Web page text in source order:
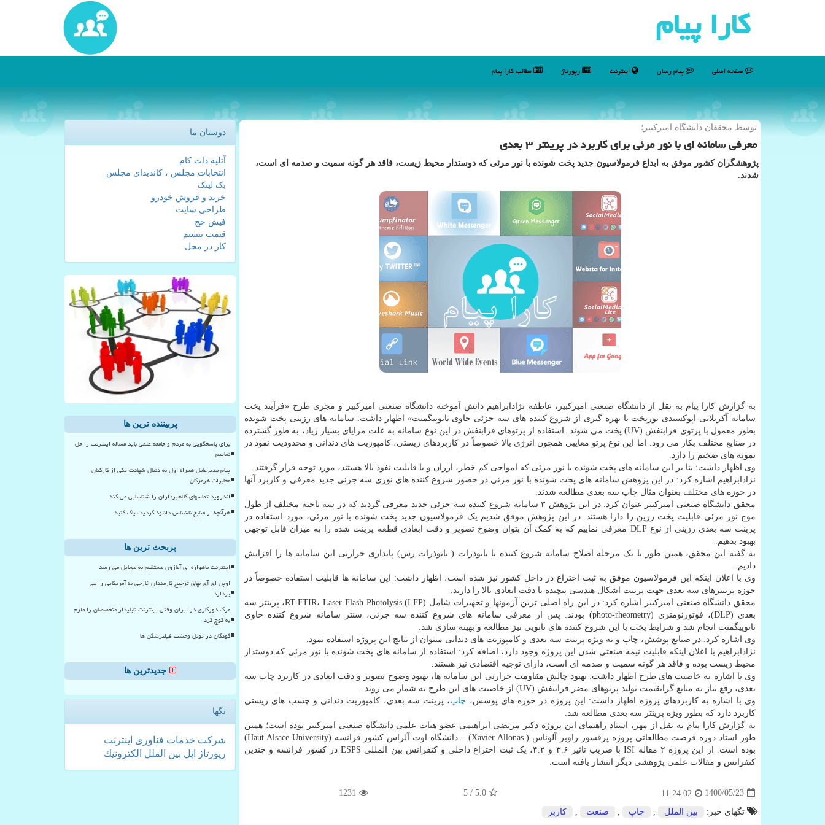
كارا پیام
صفحه اصلی پیام رسان اینترنت رپورتاژ مطالب كارا پیام
توسط محققان دانشگاه امیركبیر؛
معرفی سامانه ای با نور مرئی برای کاربرد در پرینتر ۳ بعدی
پژوهشگران کشور موفق به ابداع فرمولاسیون جدید پخت شونده با نور مرئی که دوستدار محیط زیست، فاقد هر گونه سمیت و صدمه ای است،
شدند.
به گزارش کارا پیام به نقل از دانشگاه صنعتی امیرکبیر، عاطفه نژادابراهیم دانش آموخته دانشگاه صنعتی امیرکبیر و مجری طرح «فرآیند پخت
سامانه آکریلاتی-اپوکسیدی نورپخت با بهره گیری از شروع کننده های سه جزئی حاوی نانوپیگمنت» اظهار داشت: سامانه های رزینی پخت شونده
بطور معمول با پرتوی فرابنفش (UV) پخت می شوند. استفاده از پرتوهای فرابنفش در این نوع سامانه به علت مزایای بسیار زیاد، به طور گسترده
در صنایع مختلف بکار می رود. اما این نوع پرتو معایبی همچون انرژی بالا خصوصاً در کاربردهای زیستی، کامپوزیت های دندانی و محدودیت نفوذ در
نمونه های ضخیم را دارد.
وی اظهار داشت: بنا بر این سامانه های پخت شونده با نور مرئی که امواجی کم خطر، ارزان و با قابلیت نفوذ بالا هستند، مورد توجه قرار گرفتند.
نژادابراهیم اشاره کرد: در این پژوهش سامانه های پخت شونده با نور مرئی در حضور شروع کننده های نوری سه جزئی جدید معرفی و کاربرد آنها
در حوزه های مختلف بعنوان مثال چاپ سه بعدی مطالعه شدند.
محقق دانشگاه صنعتی امیرکبیر عنوان کرد: در این پژوهش ۳ سامانه شروع کننده سه جزئی جدید معرفی گردید که در سه ناحیه مختلف از طول
موج نور مرئی قابلیت پخت رزین را دارا هستند. در این پژوهش موفق شدیم یک فرمولاسیون جدید پخت شونده با نور مرئی، مورد استفاده در
پرینت سه بعدی رزینی از نوع DLP معرفی نماییم که به کمک آن بتوان وضوح تصویر و دقت ابعادی قطعه پرینت شده را به میزان قابل توجهی
بهبود بدهیم.
به گفته این محقق، همین طور با یک مرحله اصلاح سامانه شروع کننده با نانوذرات ( نانوذرات رس) پایداری حرارتی این سامانه ها را افزایش
دادیم.
وی با اعلان اینکه این فرمولاسیون موفق به ثبت اختراع در داخل کشور نیز شده است، اظهار داشت: این سامانه ها قابلیت استفاده خصوصاً در
حوزه پرینترهای سه بعدی جهت پرینت اشکال هندسی پیچیده با دقت ابعادی بالا را دارند.
محقق دانشگاه صنعتی امیرکبیر اشاره کرد: در این راه اصلی ترین آزمونها و تجهیزات شامل RT-FTIR، Laser Flash Photolysis (LFP)، پرینتر سه
بعدی (DLP)، فوتورئومتری (photo-rheometry) بودند. پس از معرفی سامانه های شروع کننده سه جزئی، سنتز سامانه شروع کننده حاوی
نانوپیگمنت انجام شد و شرایط پخت با این شروع کننده های نانویی نیز مطالعه و بهینه سازی شد.
وی اشاره کرد: در صنایع پوشش، چاپ و به ویژه پرینت سه بعدی و کامپوزیت های دندانی میتوان از نتایج این پروژه استفاده نمود.
نژادابراهیم با اعلان اینکه قابلیت نیمه صنعتی شدن این پروژه وجود دارد، اضافه کرد: استفاده از سامانه های پخت شونده با نور مرئی که دوستدار
محیط زیست بوده و فاقد هر گونه سمیت و صدمه ای است، دارای توجیه اقتصادی نیز هستند.
وی با اشاره به خاصیت های طرح اظهار داشت: بهبود چالش مقاومت حرارتی این سامانه ها، بهبود وضوح تصویر و دقت ابعادی در کاربرد چاپ سه
بعدی، رفع نیاز به منابع گرانقیمت تولید پرتوهای مضر فرابنفش (UV) از خاصیت های این طرح به شمار می روند.
وی با اشاره به کاربردهای پروژه اظهار داشت: این پروژه در حوزه های پوشش، چاپ، پرینت سه بعدی، کامپوزیت دندانی و چسب های زیستی
کاربرد دارد که بطور ویژه پرینتر سه بعدی مطالعه شد.
به گزارش کارا پیام به نقل از مهر، استاد راهنمای این پروژه دکتر مرتضی ابراهیمی عضو هیات علمی دانشگاه صنعتی امیرکبیر بوده است؛ همین
طور استاد دوره فرصت مطالعاتی پروژه پرفسور زاویر آلوناس ( Xavier Allonas) – دانشگاه اوت آلزاس کشور فرانسه (Haut Alsace University)
بوده است. از این پروژه ۲ مقاله ISI با ضریب تاثیر ۳.۶ و ۴.۲، یک ثبت اختراع داخلی و کنفرانس بین المللی ESPS در کشور فرانسه و چندین
کنفرانس و مقالات علمی پژوهشی دیگر انتشار یافته است.
1400/05/23
11:24:02
5.0
/ 5
1231
تگهای خبر: بین الملل چاپ صنعت كاربر
دوستان ما
آتلیه دات کام
انتخابات مجلس ، کاندیدای مجلس
بک لینک
خرید و فروش خودرو
طراحی سایت
فیش حج
قیمت بیسیم
کار در محل
پربیننده ترین ها
برای پاسخگویی به مردم و جامعه علمی باید مساله اینترنت را حل
نماییم
پیام مدیرعامل همراه اول به دنبال شهادت یکی از کارکنان
مخابرات هرمزگان
اندروید تماسهای کلاهبرداران را شناسایی می کند
هرآنچه از منابع ناشناس دانلود کردید، پاک کنید
پربحث ترین ها
اینترنت ماهواره ای آمازون مستقیم به موبایل می رسد
اوپن ای آی بهای ترجیح کارمندان خارجی به آمریکایی را می
پردازد
مرگ دورکاری در ایران وقتی اینترنت ناپایدار متخصصان را ملزم
به کوچ کرد
کودکان در تونل وحشت فیلترشکن ها
جدیدترین ها
تگها
شركت خدمات فناوری اینترنت
رپورتاژ
اپل بین الملل الكترونیك